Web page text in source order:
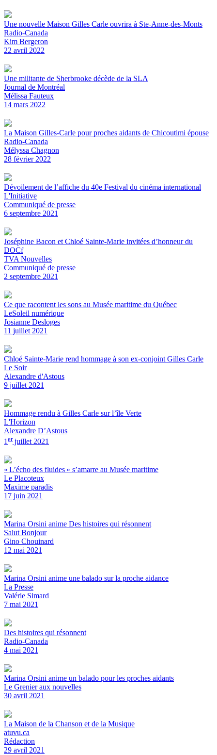
Une nouvelle Maison Gilles Carle ouvrira à Ste-Anne-des-Monts
Radio-Canada
Kim Bergeron
22 avril 2022
Une militante de Sherbrooke décède de la SLA
Journal de Montréal
Mélissa Fauteux
14 mars 2022
La Maison Gilles-Carle pour proches aidants de Chicoutimi épouse
Radio-Canada
Mélyssa Chagnon
28 février 2022
Dévoilement de l’affiche du 40e Festival du cinéma international
L'Initiative
Communiqué de presse
6 septembre 2021
Joséphine Bacon et Chloé Sainte-Marie invitées d’honneur du
DOCf
TVA Nouvelles
Communiqué de presse
2 septembre 2021
Ce que racontent les sons au Musée maritime du Québec
LeSoleil numérique
Josianne Desloges
11 juillet 2021
Chloé Sainte-Marie rend hommage à son ex-conjoint Gilles Carle
Le Soir
Alexandre d'Astous
9 juillet 2021
Hommage rendu à Gilles Carle sur l’île Verte
L'Horizon
Alexandre D’Astous
1 erjuillet 2021
« L’écho des fluides » s’amarre au Musée maritime
Le Placoteux
Maxime paradis
17 juin 2021
Marina Orsini anime Des histoires qui résonnent
Salut Bonjour
Gino Chouinard
12 mai 2021
Marina Orsini anime une balado sur la proche aidance
La Presse
Valérie Simard
7 mai 2021
Des histoires qui résonnent
Radio-Canada
4 mai 2021
Marina Orsini anime un balado pour les proches aidants
Le Grenier aux nouvelles
30 avril 2021
La Maison de la Chanson et de la Musique
atuvu.ca
Rédaction
29 avril 2021